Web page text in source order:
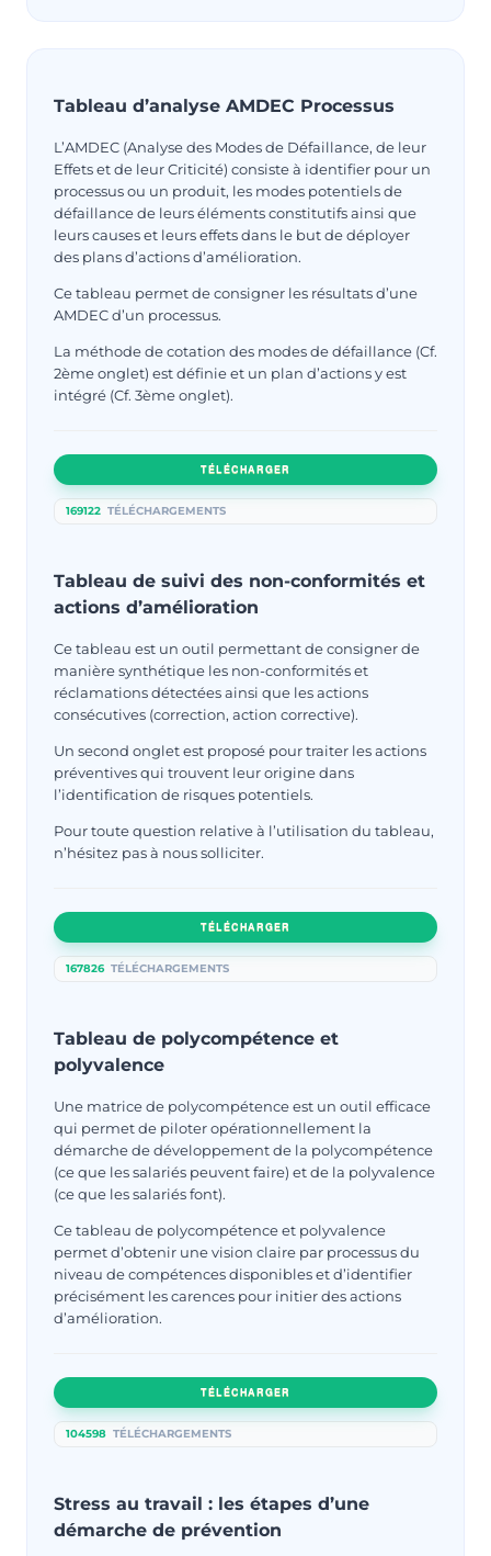
Tableau d’analyse AMDEC Processus
L’AMDEC (Analyse des Modes de Défaillance, de leur
Effets et de leur Criticité) consiste à identifier pour un
processus ou un produit, les modes potentiels de
défaillance de leurs éléments constitutifs ainsi que
leurs causes et leurs effets dans le but de déployer
des plans d’actions d’amélioration.
Ce tableau permet de consigner les résultats d’une
AMDEC d’un processus.
La méthode de cotation des modes de défaillance (Cf.
2ème onglet) est définie et un plan d’actions y est
intégré (Cf. 3ème onglet).
TÉLÉCHARGER
169122 TÉLÉCHARGEMENTS
Tableau de suivi des non-conformités et
actions d’amélioration
Ce tableau est un outil permettant de consigner de
manière synthétique les non-conformités et
réclamations détectées ainsi que les actions
consécutives (correction, action corrective).
Un second onglet est proposé pour traiter les actions
préventives qui trouvent leur origine dans
l’identification de risques potentiels.
Pour toute question relative à l’utilisation du tableau,
n’hésitez pas à nous solliciter.
TÉLÉCHARGER
167826 TÉLÉCHARGEMENTS
Tableau de polycompétence et
polyvalence
Une matrice de polycompétence est un outil efficace
qui permet de piloter opérationnellement la
démarche de développement de la polycompétence
(ce que les salariés peuvent faire) et de la polyvalence
(ce que les salariés font).
Ce tableau de polycompétence et polyvalence
permet d’obtenir une vision claire par processus du
niveau de compétences disponibles et d’identifier
précisément les carences pour initier des actions
d’amélioration.
TÉLÉCHARGER
104598 TÉLÉCHARGEMENTS
Stress au travail : les étapes d’une
démarche de prévention